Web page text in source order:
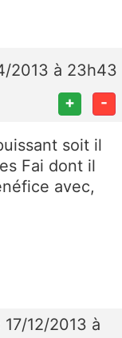
2013 à 23h43
+ -
soit il
Fai dont il
avec,
17/12/2013 à